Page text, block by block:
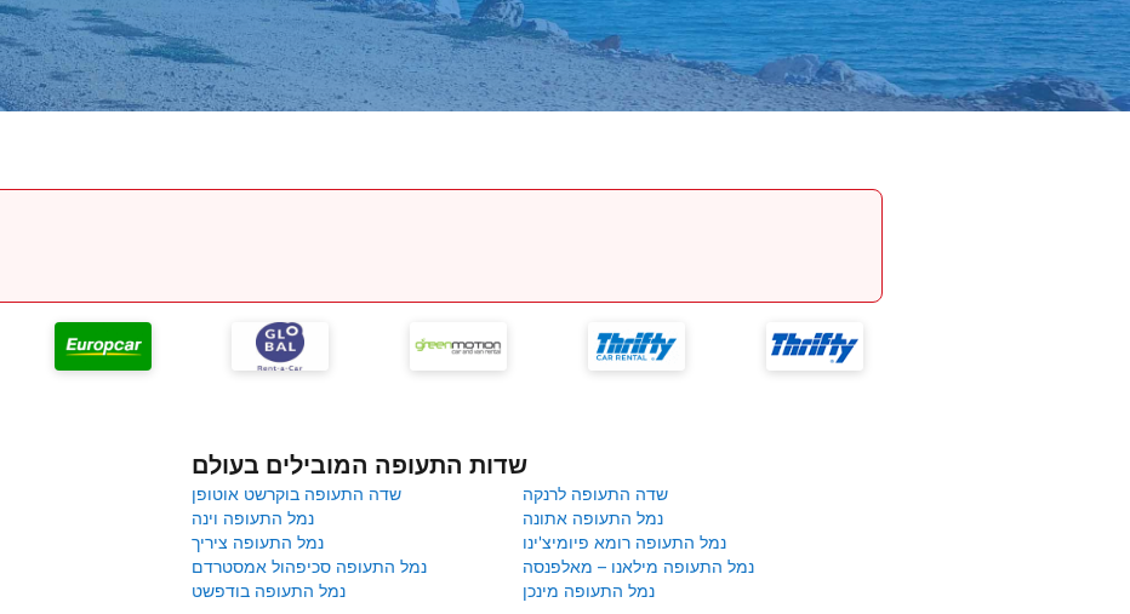
שדות התעופה המובילים בעולם
שדה התעופה בוקרשט אוטופן
שדה התעופה לרנקה
נמל התעופה וינה
נמל התעופה אתונה
נמל התעופה ציריך
נמל התעופה רומא פיומיצ'ינו
נמל התעופה סכיפהול אמסטרדם
נמל התעופה מילאנו – מאלפנסה
נמל התעופה בודפשט
נמל התעופה מינכן